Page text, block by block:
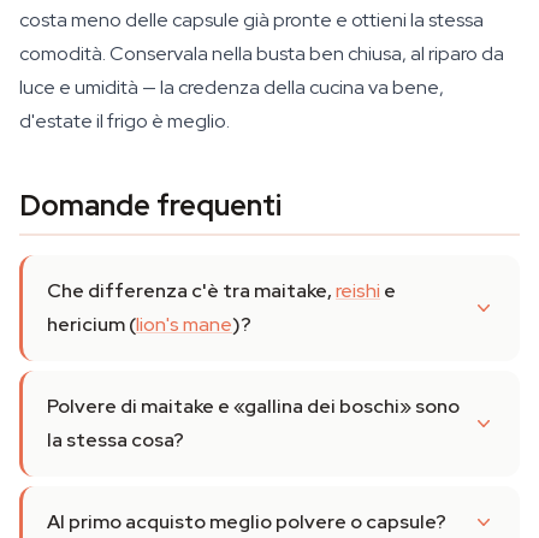
costa meno delle capsule già pronte e ottieni la stessa
comodità. Conservala nella busta ben chiusa, al riparo da
luce e umidità — la credenza della cucina va bene,
d'estate il frigo è meglio.
Domande frequenti
Che differenza c'è tra maitake,reishi e
hericium (lion's mane)?
Polvere di maitake e «gallina dei boschi» sono
la stessa cosa?
Al primo acquisto meglio polvere o capsule?